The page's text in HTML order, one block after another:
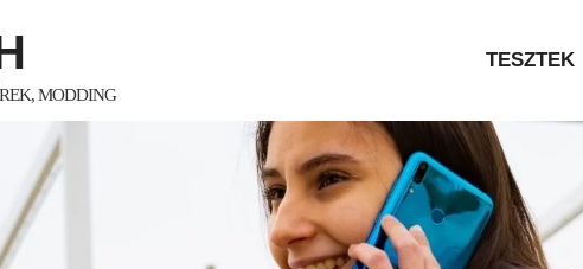
MODDING
TESZTEK